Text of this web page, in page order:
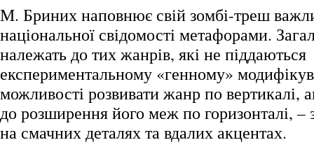
М. Бриних наповнює свій зомбі-треш
національної свідомості метафорами.
належать до тих жанрів, які не піддаються
експериментальному «генному»
можливості розвивати жанр по вертикалі,
до розширення його меж по горизонталі,
на смачних деталях та вдалих акцентах.